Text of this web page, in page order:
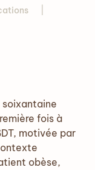
soixantaine
fois à
motivée par
obèse,